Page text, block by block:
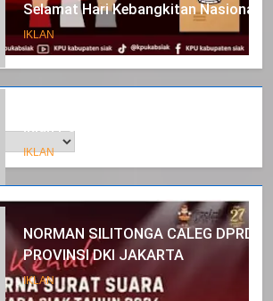
Selamat Hari Kebangkitan Nasional
IKLAN
Iklan Pemerintah Kabupaten Siak
IKLAN
NORMAN SILITONGA CALEG DPRD
PROVINSI DKI JAKARTA
IKLAN